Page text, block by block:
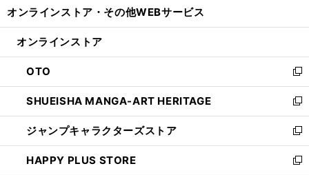
開
ン
ウ
で
開
く
ウ
ン
ド
ウ
で
開
く
オンラインストア・ その他WEBサービス
オンラインストア
OTO
新
し
い
ウ
ィ
ン
ド
SHUEISHA MANGA-ART HERITAGE
新
し
い
ウ
ィ
ジャンプキャラクターズストア
新
し
い
HAPPY PLUS STORE
新